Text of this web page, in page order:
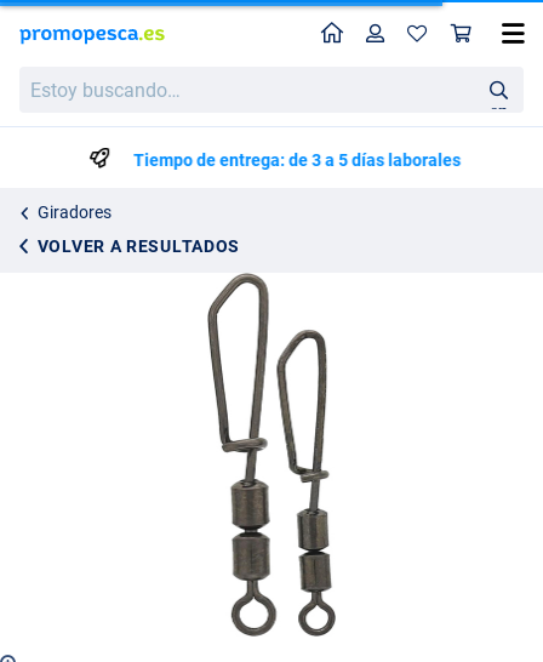
buscando…
en
Perfil
Tiempo de entrega: de 3 a 5 días laborales
Giradores
VOLVER A RESULTADOS
Westin Conectores de Cebo Muerto de Cambio Fácil (10 pzas.)